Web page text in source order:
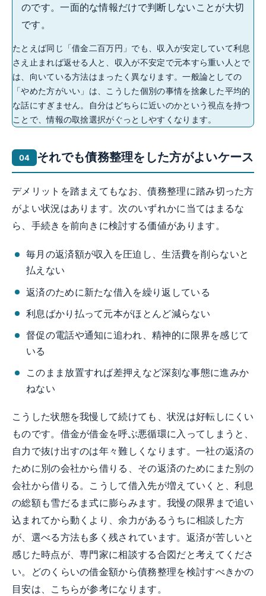
のです。一面的な情報だけで判断しないことが大切
です。
たとえば同じ「借金二百万円」でも、収入が安定していて利息
さえ止まれば返せる人と、収入が不安定で元本すら重い人とで
は、向いている方法はまったく異なります。一般論としての
「やめた方がいい」は、こうした個別の事情を捨象した平均的
な話にすぎません。自分はどちらに近いのかという視点を持つ
ことで、情報の取捨選択がぐっとしやすくなります。
それでも債務整理をした方がよいケース
デメリットを踏まえてもなお、債務整理に踏み切った方
がよい状況はあります。次のいずれかに当てはまるな
ら、手続きを前向きに検討する価値があります。
毎月の返済額が収入を圧迫し、生活費を削らないと
払えない
返済のために新たな借入を繰り返している
利息ばかり払って元本がほとんど減らない
督促の電話や通知に追われ、精神的に限界を感じて
いる
このまま放置すれば差押えなど深刻な事態に進みか
ねない
こうした状態を我慢して続けても、状況は好転しにくい
ものです。借金が借金を呼ぶ悪循環に入ってしまうと、
自力で抜け出すのは年々難しくなります。一社の返済の
ために別の会社から借りる、その返済のためにまた別の
会社から借りる。こうして借入先が増えていくと、利息
の総額も雪だるま式に膨らみます。我慢の限界まで追い
込まれてから動くより、余力があるうちに相談した方
が、選べる方法も多く残されています。返済が苦しいと
感じた時点が、専門家に相談する合図だと考えてくださ
い。どのくらいの借金額から債務整理を検討すべきかの
目安は、こちらが参考になります。